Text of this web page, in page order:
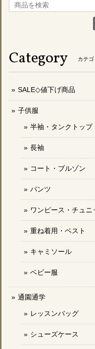
Category カテゴ
SALE◇値下げ商品
子供服
半袖・タンクトップ
長袖
コート・ブルゾン
パンツ
ワンピース・チュニ
重ね着用・ベスト
キャミソール
ベビー服
通園通学
レッスンバッグ
シューズケース